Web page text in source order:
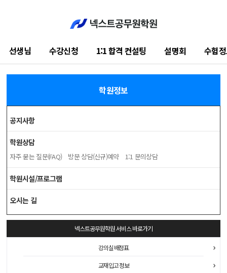
선생님 수강신청 1:1 합격 컨설팅 설명회 수험
학원소개
학원정보
공지사항
학원상담
자주 묻는 질문(FAQ) 방문 상담(신규)예약 1:1 문의상담
학원시설/프로그램
오시는 길
넥스트공무원학원서비스 바로가기
강의실 배정표
교재 입고 정보